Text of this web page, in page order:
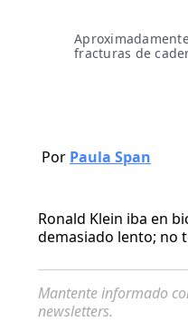
fracturas de
Por Paula Span
Ronald Klein iba en
demasiado lento; no
Mantente informado
newsletters.